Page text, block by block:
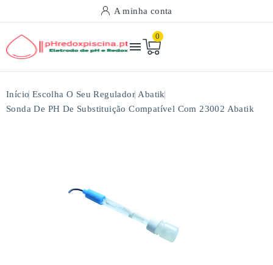
A minha conta

0
Início Escolha O Seu Regulador Abatik
Sonda De PH De Substituição Compatível Com 23002 Abatik